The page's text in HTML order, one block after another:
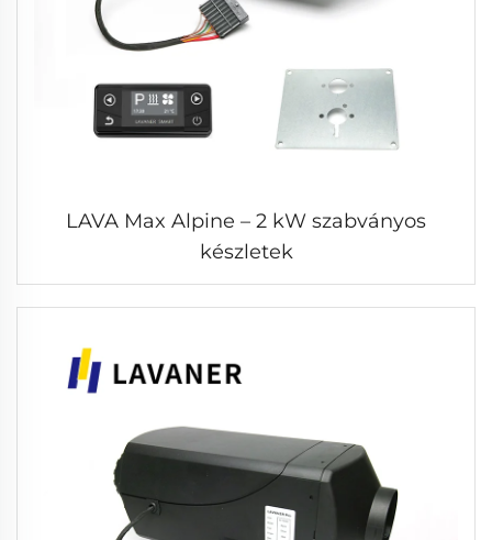
LAVA Max Alpine – 2 kW szabványos
készletek